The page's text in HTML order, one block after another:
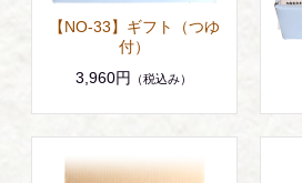
【NO-33】ギフト（つゆ
付）
3,960円
（税込み）